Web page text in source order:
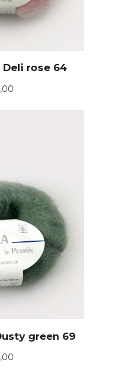
rose 64
green 69